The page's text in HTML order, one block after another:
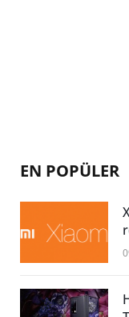
EN POPÜLER